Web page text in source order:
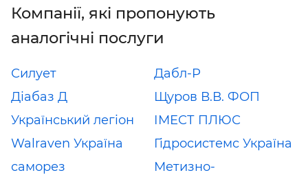
Компанії, які пропонують
аналогічні послуги
Силует
Дабл-Р
Діабаз Д
Щуров В.В. ФОП
Український легіон
ІМЕСТ ПЛЮС
Walraven Україна
Гідросистемс Україна
саморез
Метизно-